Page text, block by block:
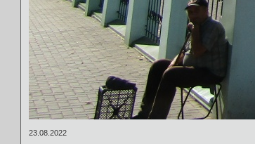
23.08.2022